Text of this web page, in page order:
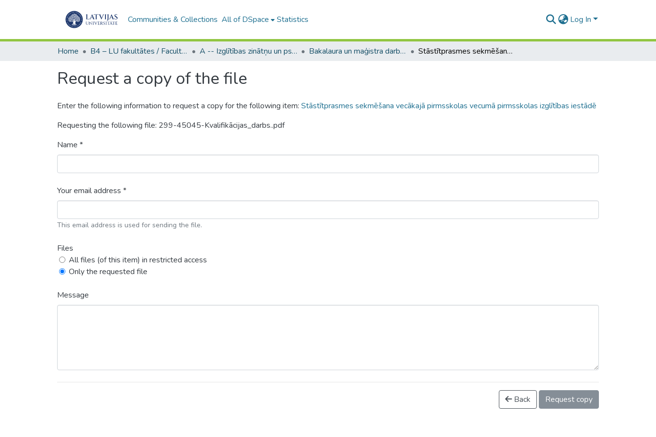
Communities & Collections All of DSpace Statistics Log In
Home B4 – LU fakultātes / Faculties of the UL A -- Izglītības zinātņu un psiholoģijas fakultāte / Faculty of Education Sciences and Psychology Bakalaura un maģistra darbi (PPMF) / Bachelor's and Master's theses Stāstītprasmes sekmēšana vecākajā pirmsskolas vecumā pirmsskolas izglītības iestādē
Request a copy of the file
Enter the following information to request a copy for the following item: Stāstītprasmes sekmēšana vecākajā pirmsskolas vecumā pirmsskolas izglītības iestādē
Requesting the following file: 299-45045-Kvalifikācijas_darbs..pdf
Name *
Your email address *
This email address is used for sending the file.
Files
All files (of this item) in restricted access
Only the requested file
Message
Back Request copy